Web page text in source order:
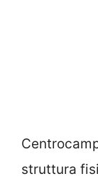
struttura